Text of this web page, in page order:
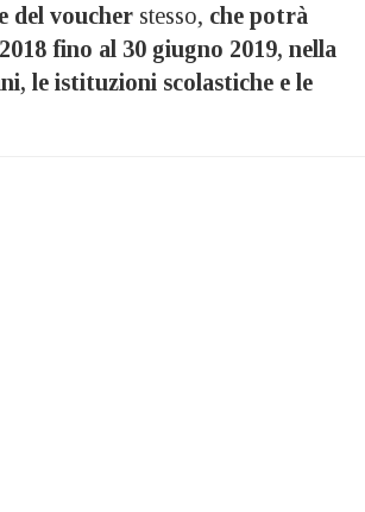
del voucher stesso, che potrà
fino al 30 giugno 2019, nella
le istituzioni scolastiche e le